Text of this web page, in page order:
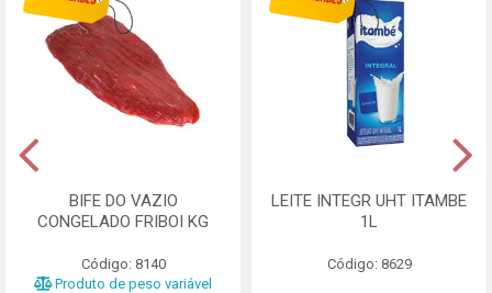
BIFE DO VAZIO
CONGELADO FRIBOI KG
Código: 8140
Produto de peso variável
LEITE INTEGR UHT ITAMBE
1L
Código: 8629